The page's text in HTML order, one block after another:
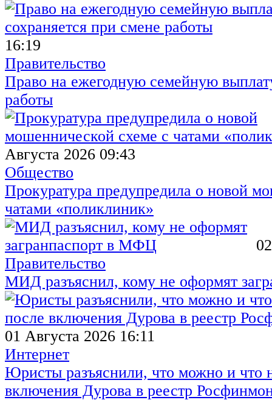
16:19
Правительство
Право на ежегодную семейную
работы
Августа 2026 09:43
Общество
Прокуратура предупредила о новой
чатами «поликлиник»
Правительство
МИД разъяснил, кому не оформят
01 Августа 2026 16:11
Интернет
Юристы разъяснили, что можно и что
включения Дурова в реестр